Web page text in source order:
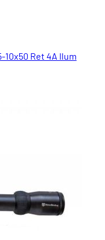
Ret 4A Ilum